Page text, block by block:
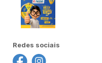
Redes sociais